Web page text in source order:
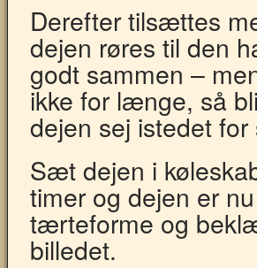
Derefter tilsættes
dejen røres til den
godt sammen –
ikke for længe, så
dejen sej istedet for
Sæt dejen i
timer og dejen er
tærteforme og
billedet.